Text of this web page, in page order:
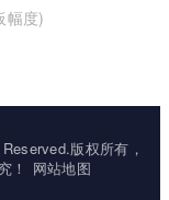
幅度)
版权所有，
！
网站地图